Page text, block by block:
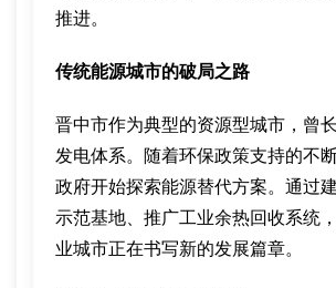
推进。
传统能源城市的破局之路
晋中市作为典型的资源型城市，曾
发电体系。随着环保政策支持的不
政府开始探索能源替代方案。通过
示范基地、推广工业余热回收系统
业城市正在书写新的发展篇章。